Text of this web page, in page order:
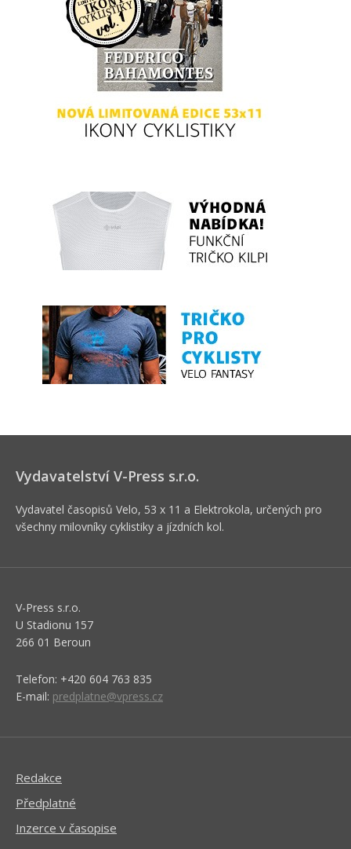
Vydavatelství V-Press s.r.o.
Vydavatel časopisů Velo, 53 x 11 a Elektrokola, určených pro
všechny milovníky cyklistiky a jízdních kol.
V-Press s.r.o.
U Stadionu 157
266 01 Beroun
Telefon: +420 604 763 835
E-mail: predplatne@vpress.cz
Redakce
Předplatné
Inzerce v časopise